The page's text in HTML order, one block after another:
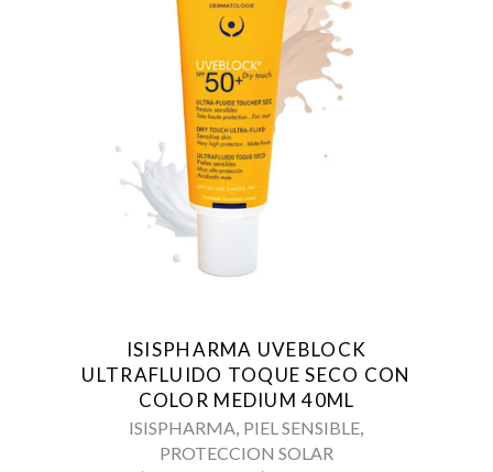
ISISPHARMA UVEBLOCK
ULTRAFLUIDO TOQUE SECO CON
COLOR MEDIUM 40ML
ISISPHARMA, PIEL SENSIBLE,
PROTECCION SOLAR